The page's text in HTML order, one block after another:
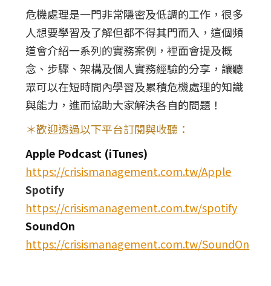
危機處理是一門非常隱密及低調的工作，很多
人想要學習及了解但都不得其門而入，這個頻
道會介紹一系列的實務案例，裡面會提及概
念、步驟、架構及個人實務經驗的分享，讓聽
眾可以在短時間內學習及累積危機處理的知識
與能力，進而協助大家解決各自的問題！
＊歡迎透過以下平台訂閱與收聽：
Apple Podcast (iTunes)
https://crisismanagement.com.tw/Apple
Spotify
https://crisismanagement.com.tw/spotify
SoundOn
https://crisismanagement.com.tw/SoundOn